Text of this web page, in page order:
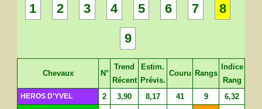
1 2 3 4 5 6 7 8
9
Chevaux N°
Trend
Récent
Estim.
Prévis.
Couru Rangs
Indice
Rang
HEROS D'YVEL 2 3,90 8,17 41 9 6,32